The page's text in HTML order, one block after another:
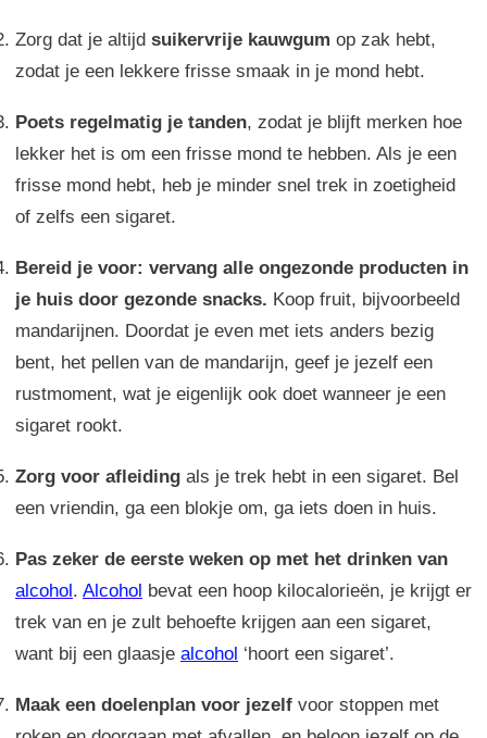
Zorg dat je altijd suikervrije kauwgum op zak hebt,
zodat je een lekkere frisse smaak in je mond hebt.
Poets regelmatig je tanden, zodat je blijft merken hoe
lekker het is om een frisse mond te hebben. Als je een
frisse mond hebt, heb je minder snel trek in zoetigheid
of zelfs een sigaret.
Bereid je voor: vervang alle ongezonde producten in
je huis door gezonde snacks. Koop fruit, bijvoorbeeld
mandarijnen. Doordat je even met iets anders bezig
bent, het pellen van de mandarijn, geef je jezelf een
rustmoment, wat je eigenlijk ook doet wanneer je een
sigaret rookt.
Zorg voor afleiding als je trek hebt in een sigaret. Bel
een vriendin, ga een blokje om, ga iets doen in huis.
Pas zeker de eerste weken op met het drinken van
alcohol. Alcohol bevat een hoop kilocalorieën, je krijgt er
trek van en je zult behoefte krijgen aan een sigaret,
want bij een glaasje alcohol ‘hoort een sigaret’.
Maak een doelenplan voor jezelf voor stoppen met